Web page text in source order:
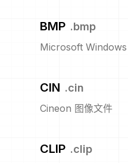
BMP .bmp
Microsoft Windows
CIN .cin
Cineon 图像文件
CLIP .clip